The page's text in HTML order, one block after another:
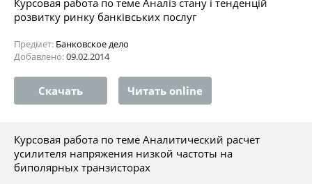
розвитку ринку банківських послуг
Предмет: Банковское дело
Добавлено:09.02.2014
Скачать Читать online
Курсовая работа по теме Аналитический расчет
усилителя напряжения низкой частоты на
биполярных транзисторах